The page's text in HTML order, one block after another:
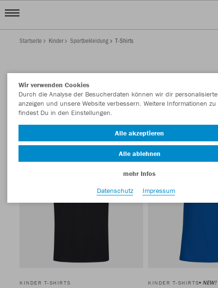
Startseite Kinder Sportbekleidung T-Shirts
KINDER T-SHIRTS
Filter anzeigen Sortieren nach
T-Shirts Trainingshosen
KINDER T-SHIRTS KINDER T-SHIRTS NEW!
Wir verwenden Cookies
Durch die Analyse der Besucherdaten können wir dir
anzeigen und unsere Website verbessern. Weitere Informationen zu
findest Du in den Einstellungen.
Alle akzeptieren
Alle ablehnen
mehr Infos
Datenschutz
Impressum